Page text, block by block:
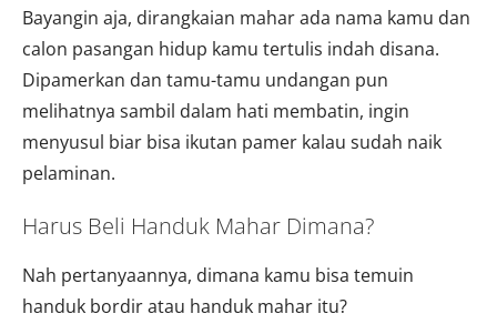
Bayangin aja, dirangkaian mahar ada nama kamu dan
calon pasangan hidup kamu tertulis indah disana.
Dipamerkan dan tamu-tamu undangan pun
melihatnya sambil dalam hati membatin, ingin
menyusul biar bisa ikutan pamer kalau sudah naik
pelaminan.
Harus Beli Handuk Mahar Dimana?
Nah pertanyaannya, dimana kamu bisa temuin
handuk bordir atau handuk mahar itu?